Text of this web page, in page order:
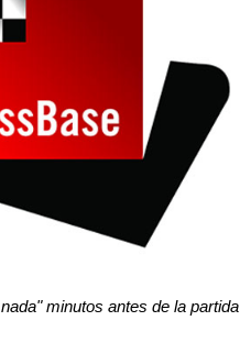
minutos antes de la partida